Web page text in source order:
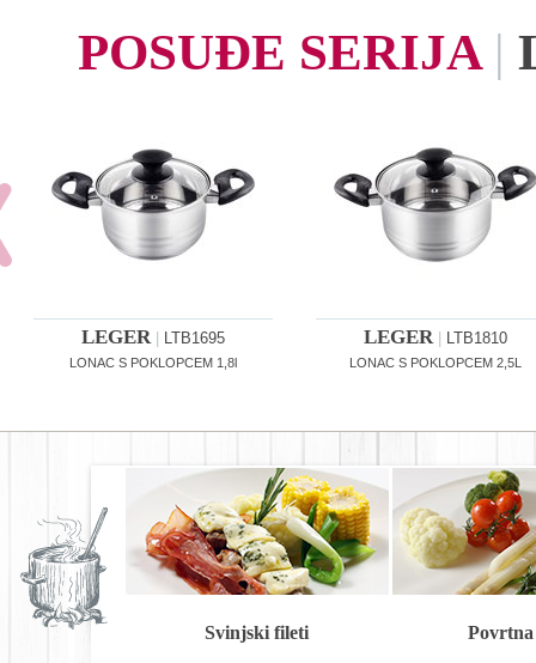
POSUĐE SERIJA |
LEGER| LTB1695
LONAC S POKLOPCEM 1,8l
LEGER| LTB1810
LONAC S POKLOPCEM 2,5L
Svinjski fileti